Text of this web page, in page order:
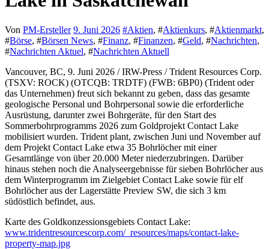
Von PM-Ersteller 9. Juni 2026 #Aktien, #Aktienkurs, #Aktienmarkt,
#Börse, #Börsen News, #Finanz, #Finanzen, #Geld, #Nachrichten,
#Nachrichten Aktuel, #Nachrichten Aktuell
Vancouver, BC, 9. Juni 2026 / IRW-Press / Trident Resources Corp.
(TSXV: ROCK) (OTCQB: TRDTF) (FWB: 6BP0) (Trident oder
das Unternehmen) freut sich bekannt zu geben, dass das gesamte
geologische Personal und Bohrpersonal sowie die erforderliche
Ausrüstung, darunter zwei Bohrgeräte, für den Start des
Sommerbohrprogramms 2026 zum Goldprojekt Contact Lake
mobilisiert wurden. Trident plant, zwischen Juni und November auf
dem Projekt Contact Lake etwa 35 Bohrlöcher mit einer
Gesamtlänge von über 20.000 Meter niederzubringen. Darüber
hinaus stehen noch die Analyseergebnisse für sieben Bohrlöcher aus
dem Winterprogramm im Zielgebiet Contact Lake sowie für elf
Bohrlöcher aus der Lagerstätte Preview SW, die sich 3 km
südöstlich befindet, aus.
Karte des Goldkonzessionsgebiets Contact Lake:
www.tridentresourcescorp.com/_resources/maps/contact-lake-
property-map.jpg